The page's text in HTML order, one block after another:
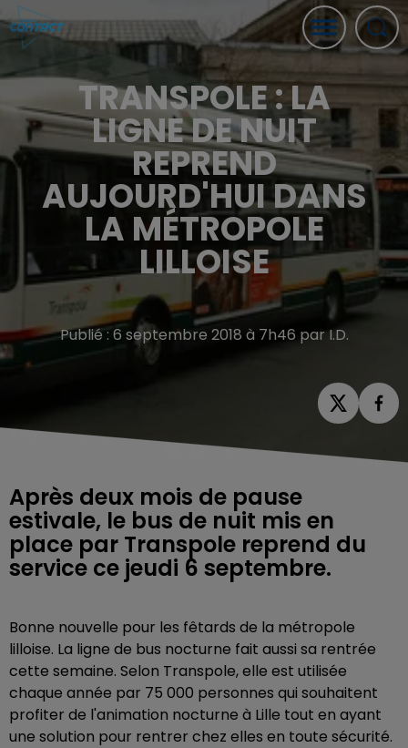
TRANSPOLE : LA
LIGNE DE NUIT
REPREND
AUJOURD'HUI DANS
LA MÉTROPOLE
LILLOISE
Publié : 6 septembre 2018 à 7h46 par I.D.
Après deux mois de pause
estivale, le bus de nuit mis en
place par Transpole reprend du
service ce jeudi 6 septembre.
Bonne nouvelle pour les fêtards de la métropole
lilloise. La ligne de bus nocturne fait aussi sa rentrée
cette semaine. Selon Transpole, elle est utilisée
chaque année par 75 000 personnes qui souhaitent
profiter de l'animation nocturne à Lille tout en ayant
une solution pour rentrer chez elles en toute sécurité.